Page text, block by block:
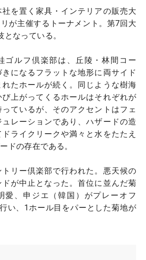
を置く家具・インテリアの販売大
が主催するトーナメント。第7回大
なっている。
ゴルフ倶楽部は、丘陵・林間コー
になるフラットな地形に両サイド
たホールが続く。同じような樹海
上がってくるホールはそれぞれが
ているが、そのアクセントはフェ
レーションであり、ハザードの造
ライクリークや満々と水をたたえ
ドの存在である。
リー倶楽部で行われた。悪天候の
が中止となった。首位に並んだ菊
愛、申ジエ（韓国）がプレーオフ
い、1ホール目をパーとした菊地が